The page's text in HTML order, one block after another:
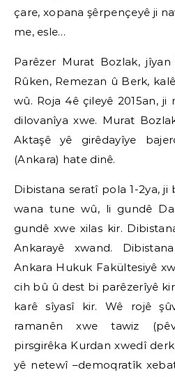
çare, xopana şêrpençeyê ji
me, esle…
Parêzer Murat Bozlak,
Rûken, Remezan û Berk,
wû. Roja 4ê çileyê 2015an,
dilovanîya xwe. Murat
Aktaşê yê girêdayîye
(Ankara) hate dinê.
Dibistana seratî pola 1-2ya,
wana tune wû, li gundê
gundê xwe xilas kir.
Ankarayê xwand.
Ankara Hukuk Fakültesiyê
cih bû û dest bi parêzerîyê
karê sîyasî kir. Wê rojê
ramanên xwe tawiz
pirsgirêka Kurdan xwedî
yê netewî –demoqratîk